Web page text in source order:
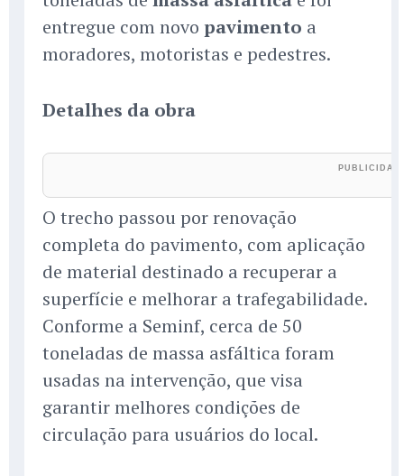
entregue com novo pavimento a
moradores, motoristas e pedestres.
Detalhes da obra
O trecho passou por renovação
completa do pavimento, com aplicação
de material destinado a recuperar a
superfície e melhorar a trafegabilidade.
Conforme a Seminf, cerca de 50
toneladas de massa asfáltica foram
usadas na intervenção, que visa
garantir melhores condições de
circulação para usuários do local.